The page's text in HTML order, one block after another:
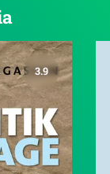
3.9